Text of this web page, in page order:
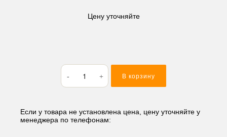
Цену уточняйте
Количество
товара
Бокорез
ZX70
L
В корзину
Если у товара не установлена цена, цену уточняйте у
менеджера по телефонам: